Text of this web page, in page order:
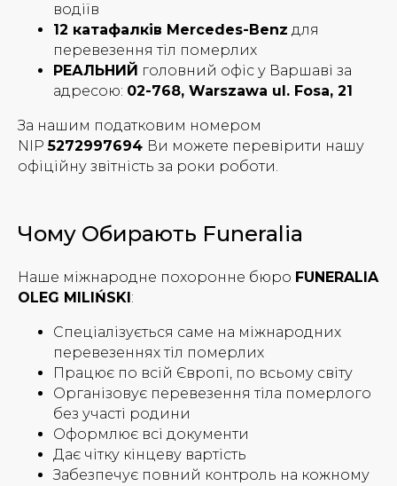
водіїв
12 катафалків Mercedes-Benz для
перевезення тіл померлих
РЕАЛЬНИЙ головний офіс у Варшаві за
адресою: 02-768, Warszawa ul. Fosa, 21
За нашим податковим номером
NIP5272997694 Ви можете перевірити нашу
офіційну звітність за роки роботи.
Чому Обирають Funeralia
Наше міжнародне похоронне бюро FUNERALIA
OLEG MILIŃSKI:
Спеціалізується саме на міжнародних
перевезеннях тіл померлих
Працює по всій Європі, по всьому світу
Організовує перевезення тіла померлого
без участі родини
Оформлює всі документи
Дає чітку кінцеву вартість
Забезпечує повний контроль на кожному